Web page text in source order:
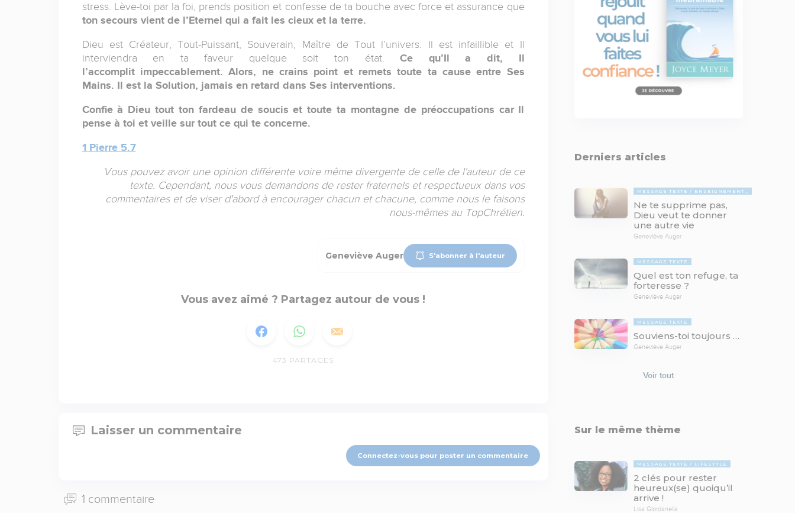
stress. Lève-toi par la foi, prends position et confessede ta bouche avec force et assurance que
ton secours vient de l’Eternel qui a fait les cieux et la terre.
Dieu est Créateur, Tout-Puissant, Souverain, Maître de Tout l’univers. Il est infaillible et Il
interviendra en ta faveur quelque soit ton état.Ce qu’Il a dit, Il
l’accomplit impeccablement. Alors, ne crains point et remets toute ta cause entre Ses
Mains. Il est la Solution, jamais en retard dans Ses interventions.
Confie à Dieu tout ton fardeau de soucis et toute ta montagne de préoccupations car Il
pense à toi et veille sur tout ce qui te concerne.
1 Pierre 5.7
Vous pouvez avoir une opinion différente voire même divergente de celle de l'auteur de ce
texte. Cependant, nous vous demandons de rester fraternels et respectueux dans vos
commentaires et de viser d'abord à encourager chacun et chacune, comme nous le faisons
nous-mêmes au TopChrétien.
Geneviève Auger S'abonner à l'auteur
Vous avez aimé ? Partagez autour de vous !
473 PARTAGES
Laisser un commentaire
Connectez-vous pour poster un commentaire
1 commentaire
Derniers articles
MESSAGE TEXTE ENSEIGNEMENTS BIBLIQUES
Ne te supprime pas,
Dieu veut te donner
une autre vie
Geneviève Auger
MESSAGE TEXTE
Quel est ton refuge, ta
forteresse ?
Geneviève Auger
MESSAGE TEXTE
Souviens-toi toujours …
Geneviève Auger
Voir tout
Sur le même thème
MESSAGE TEXTE LIFESTYLE
2 clés pour rester
heureux(se) quoiqu’il
arrive !
Lisa Giordanella